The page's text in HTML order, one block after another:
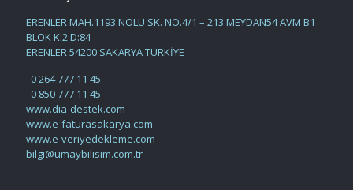
ERENLER MAH.1193 NOLU SK. NO.4/1 – 213 MEYDAN54 AVM B1
BLOK K:2 D:84
ERENLER 54200 SAKARYA TÜRKİYE
0 264 777 11 45
0 850 777 11 45
www.dia-destek.com
www.e-faturasakarya.com
www.e-veriyedekleme.com
bilgi@umaybilisim.com.tr